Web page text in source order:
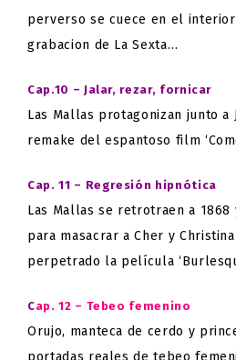
perverso se cuece en el
grabacion de La Sexta…
Cap.10 – Jalar, rezar, fornicar
Las Mallas protagonizan junto a
remake del espantoso film
Cap. 11 – Regresión hipnótica
Las Mallas se retrotraen a 1868
para masacrar a Cher y
perpetrado la película
Cap. 12 – Tebeo femenino
Orujo, manteca de cerdo y
portadas reales de tebeo